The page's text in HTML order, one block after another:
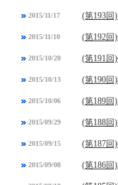
2015/11/17 (第193回
2015/11/10 (第192回
2015/10/20 (第191回
2015/10/13 (第190回
2015/10/06 (第189回
2015/09/29 (第188回
2015/09/15 (第187回
2015/09/08 (第186回